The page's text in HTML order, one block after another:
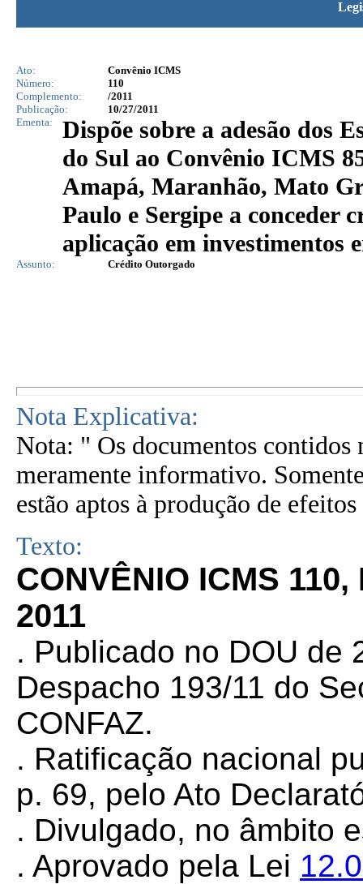
Ato:
Convênio ICMS
Número:
110
Complemento:
/2011
Publicação:
10/27/2011
Ementa:
Dispõe sobre a adesão dos
do Sul ao Convênio ICMS
Amapá, Maranhão, Mato
Paulo e Sergipe a conceder
aplicação em investimentos
Assunto: Crédito Outorgado
Nota Explicativa:
Nota: " Os documentos contidos
meramente informativo.
estão aptos à produção de
Texto:
CONVÊNIO ICMS
2011
. Publicado no DOU de
Despacho 193/11 do
CONFAZ.
. Ratificação nacional
p. 69, pelo Ato
. Divulgado, no âmbito
. Aprovado pela Lei